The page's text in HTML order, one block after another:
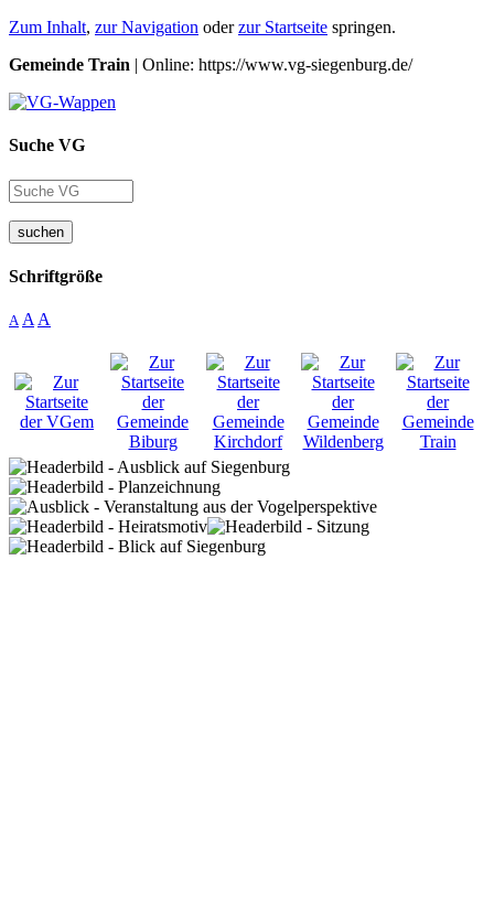
Zum Inhalt, zur Navigation oderzur Startseite springen.
Gemeinde Train | Online: https://www.vg-siegenburg.de/
Suche VG
suchen
Schriftgröße
A A A